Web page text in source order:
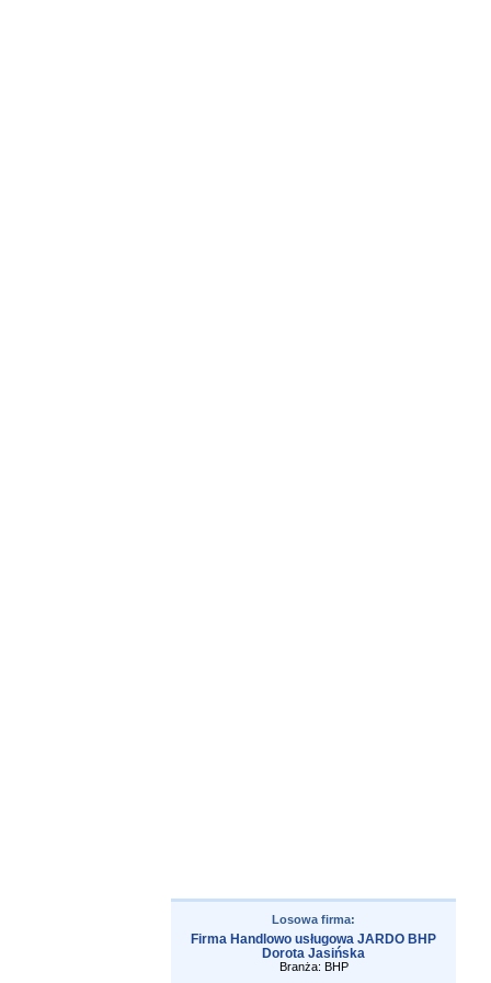
Losowa firma:
Firma Handlowo usługowa JARDO BHP
Dorota Jasińska
Branża: BHP